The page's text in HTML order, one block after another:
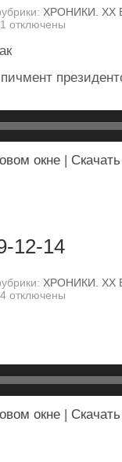
ХРОНИКИ. ХХ
отключены
окне
Скачать
12-14
ХРОНИКИ. ХХ
отключены
окне | Скачать